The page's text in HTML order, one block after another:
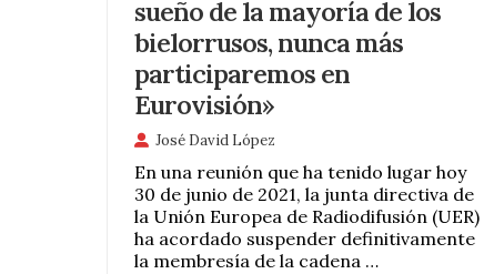
sueño de la mayoría de los
bielorrusos, nunca más
participaremos en
Eurovisión»
José David López
En una reunión que ha tenido lugar hoy
30 de junio de 2021, la junta directiva de
la Unión Europea de Radiodifusión (UER)
ha acordado suspender definitivamente
la membresía de la cadena …